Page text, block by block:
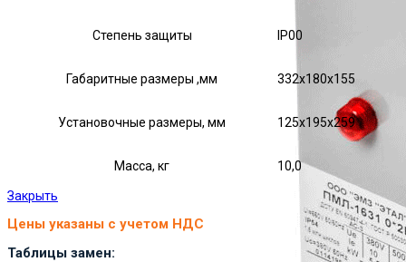
Степень защиты IP00
Габаритные размеры ,мм 332х180х155
Установочные размеры, мм 125х195х259
Масса, кг 10,0
Закрыть
Цены указаны с учетом НДС
Таблицы замен: